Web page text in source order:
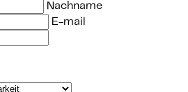
Nachname
E-mail